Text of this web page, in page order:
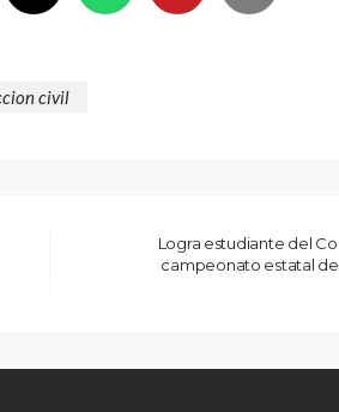
civil
Logra estudiante del
campeonato estatal de